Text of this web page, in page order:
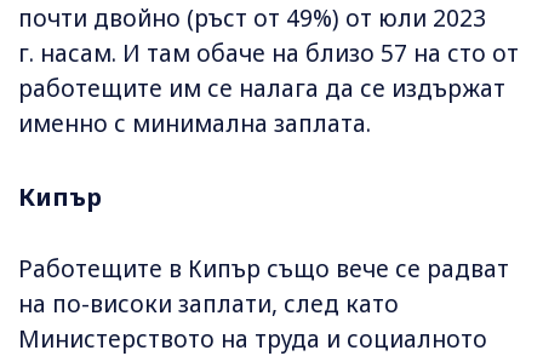
почти двойно (ръст от 49%) от юли 2023
г. насам. И там обаче на близо 57 на сто от
работещите им се налага да се издържат
именно с минимална заплата.
Кипър
Работещите в Кипър също вече се радват
на по-високи заплати, след като
Министерството на труда и социалното